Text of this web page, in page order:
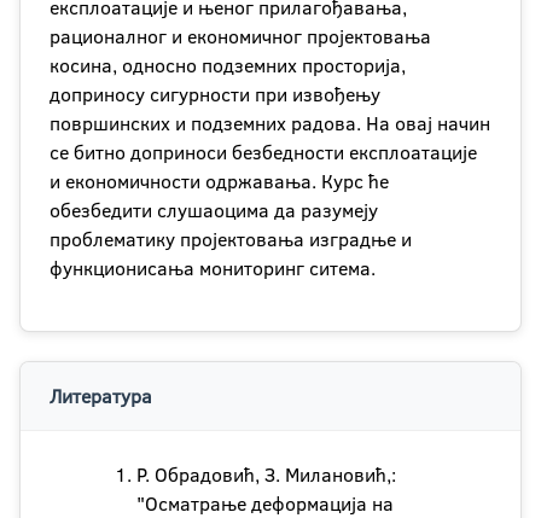
експлоатације и њеног прилагођавања,
рационалног и економичног пројектовања
косина, односно подземних просторија,
доприносу сигурности при извођењу
површинских и подземних радова. На овај начин
се битно доприноси безбедности експлоатације
и економичности одржавања. Курс ће
обезбедити слушаоцима да разумеју
проблематику пројектовања изградње и
функционисања мониторинг ситема.
Литература
Р. Обрадовић, З. Милановић,:
"Осматрање деформација на